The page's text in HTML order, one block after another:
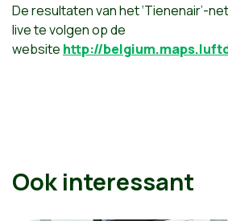
De resultaten van het ‘Tienenair’-
live te volgen op de
website http://
Ook interessant